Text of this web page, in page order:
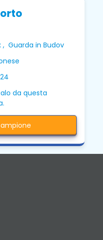
, Guarda in Budov
da questa